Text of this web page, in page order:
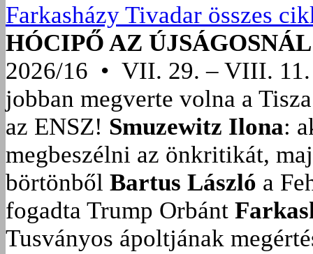
Farkasházy Tivadar összes
HÓCIPŐ AZ ÚJSÁGOSNÁL
2026/16 • VII. 29. – VIII. 11.
jobban megverte volna a
az ENSZ! Smuzewitz Ilona:
megbeszélni az önkritikát,
börtönből Bartus László a
fogadta Trump Orbánt
Tusványos ápoltjának